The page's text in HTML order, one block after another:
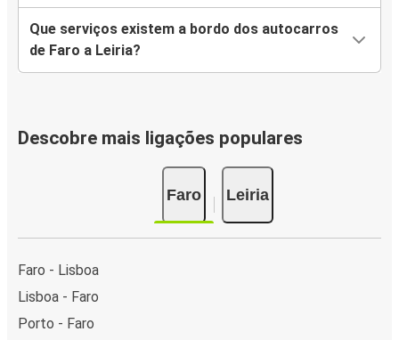
Que serviços existem a bordo dos autocarros
de Faro a Leiria?
Descobre mais ligações populares
Faro Leiria
Faro - Lisboa
Lisboa - Faro
Porto - Faro